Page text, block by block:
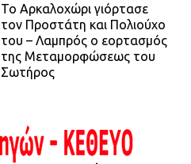
Το Αρκαλοχώρι γιόρτασε
τον Προστάτη και Πολιούχο
του – Λαμπρός ο εορτασμός
της Μεταμορφώσεως του
Σωτήρος